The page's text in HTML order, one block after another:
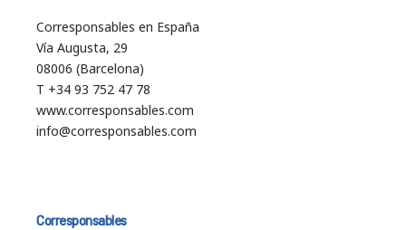
Corresponsables en España
Vía Augusta, 29
08006 (Barcelona)
T +34 93 752 47 78
www.corresponsables.com
info@corresponsables.com
Corresponsables